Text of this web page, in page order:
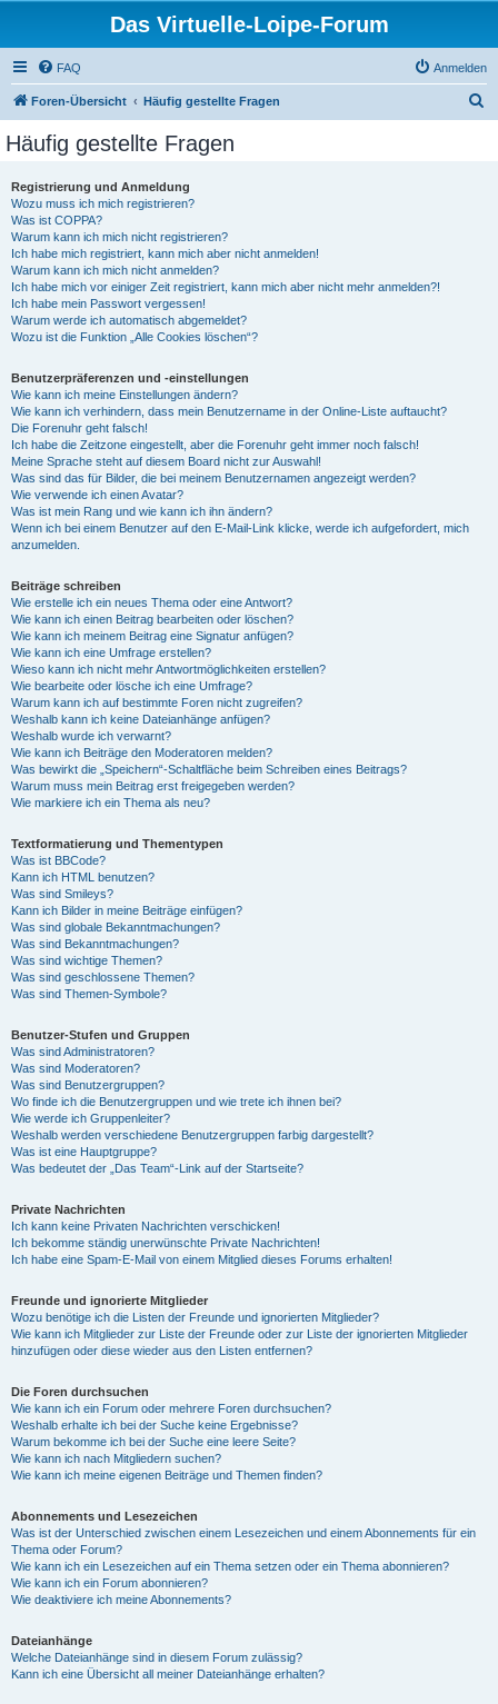
Das Virtuelle-Loipe-Forum
FAQ Anmelden
Foren-Übersicht Häufig gestellte Fragen
Häufig gestellte Fragen
Registrierung und Anmeldung
Wozu muss ich mich registrieren?
Was ist COPPA?
Warum kann ich mich nicht registrieren?
Ich habe mich registriert, kann mich aber nicht anmelden!
Warum kann ich mich nicht anmelden?
Ich habe mich vor einiger Zeit registriert, kann mich aber nicht mehr anmelden?!
Ich habe mein Passwort vergessen!
Warum werde ich automatisch abgemeldet?
Wozu ist die Funktion „Alle Cookies löschen“?
Benutzerpräferenzen und -einstellungen
Wie kann ich meine Einstellungen ändern?
Wie kann ich verhindern, dass mein Benutzername in der Online-Liste auftaucht?
Die Forenuhr geht falsch!
Ich habe die Zeitzone eingestellt, aber die Forenuhr geht immer noch falsch!
Meine Sprache steht auf diesem Board nicht zur Auswahl!
Was sind das für Bilder, die bei meinem Benutzernamen angezeigt werden?
Wie verwende ich einen Avatar?
Was ist mein Rang und wie kann ich ihn ändern?
Wenn ich bei einem Benutzer auf den E-Mail-Link klicke, werde ich aufgefordert, mich
anzumelden.
Beiträge schreiben
Wie erstelle ich ein neues Thema oder eine Antwort?
Wie kann ich einen Beitrag bearbeiten oder löschen?
Wie kann ich meinem Beitrag eine Signatur anfügen?
Wie kann ich eine Umfrage erstellen?
Wieso kann ich nicht mehr Antwortmöglichkeiten erstellen?
Wie bearbeite oder lösche ich eine Umfrage?
Warum kann ich auf bestimmte Foren nicht zugreifen?
Weshalb kann ich keine Dateianhänge anfügen?
Weshalb wurde ich verwarnt?
Wie kann ich Beiträge den Moderatoren melden?
Was bewirkt die „Speichern“-Schaltfläche beim Schreiben eines Beitrags?
Warum muss mein Beitrag erst freigegeben werden?
Wie markiere ich ein Thema als neu?
Textformatierung und Thementypen
Was ist BBCode?
Kann ich HTML benutzen?
Was sind Smileys?
Kann ich Bilder in meine Beiträge einfügen?
Was sind globale Bekanntmachungen?
Was sind Bekanntmachungen?
Was sind wichtige Themen?
Was sind geschlossene Themen?
Was sind Themen-Symbole?
Benutzer-Stufen und Gruppen
Was sind Administratoren?
Was sind Moderatoren?
Was sind Benutzergruppen?
Wo finde ich die Benutzergruppen und wie trete ich ihnen bei?
Wie werde ich Gruppenleiter?
Weshalb werden verschiedene Benutzergruppen farbig dargestellt?
Was ist eine Hauptgruppe?
Was bedeutet der „Das Team“-Link auf der Startseite?
Private Nachrichten
Ich kann keine Privaten Nachrichten verschicken!
Ich bekomme ständig unerwünschte Private Nachrichten!
Ich habe eine Spam-E-Mail von einem Mitglied dieses Forums erhalten!
Freunde und ignorierte Mitglieder
Wozu benötige ich die Listen der Freunde und ignorierten Mitglieder?
Wie kann ich Mitglieder zur Liste der Freunde oder zur Liste der ignorierten Mitglieder
hinzufügen oder diese wieder aus den Listen entfernen?
Die Foren durchsuchen
Wie kann ich ein Forum oder mehrere Foren durchsuchen?
Weshalb erhalte ich bei der Suche keine Ergebnisse?
Warum bekomme ich bei der Suche eine leere Seite?
Wie kann ich nach Mitgliedern suchen?
Wie kann ich meine eigenen Beiträge und Themen finden?
Abonnements und Lesezeichen
Was ist der Unterschied zwischen einem Lesezeichen und einem Abonnements für ein
Thema oder Forum?
Wie kann ich ein Lesezeichen auf ein Thema setzen oder ein Thema abonnieren?
Wie kann ich ein Forum abonnieren?
Wie deaktiviere ich meine Abonnements?
Dateianhänge
Welche Dateianhänge sind in diesem Forum zulässig?
Kann ich eine Übersicht all meiner Dateianhänge erhalten?